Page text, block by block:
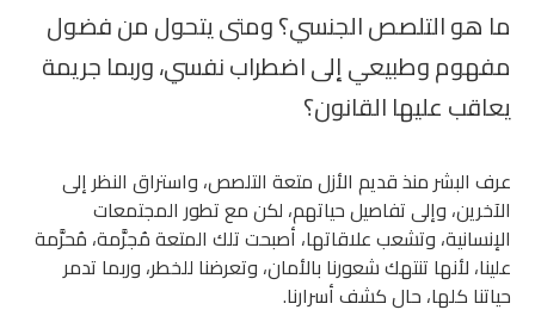
ما هو التلصص الجنسي؟ ومتى يتحول من فضول
مفهوم وطبيعي إلى اضطراب نفسي، وربما جريمة
يعاقب عليها القانون؟
عرف البشر منذ قديم الأزل متعة التلصص، واستراق النظر إلى
الآخرين، وإلى تفاصيل حياتهم، لكن مع تطور المجتمعات
الإنسانية، وتشعب علاقاتها، أصبحت تلك المتعة مُجرَّمة، مُحرَّمة
علينا، لأنها تنتهك شعورنا بالأمان، وتعرضنا للخطر، وربما تدمر
حياتنا كلها، حال كشف أسرارنا.